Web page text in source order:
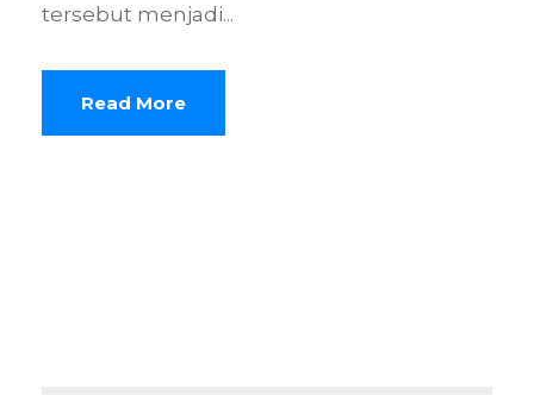
tersebut menjadi...
Read More